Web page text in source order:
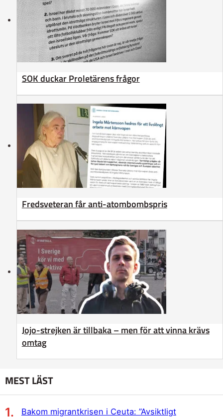
SOK duckar Proletärens frågor
Fredsveteran får anti-atombombspris
Jojo-strejken är tillbaka – men för att vinna krävs
omtag
MEST LÄST
Bakom migrantkrisen i Ceuta: ”Avsiktligt